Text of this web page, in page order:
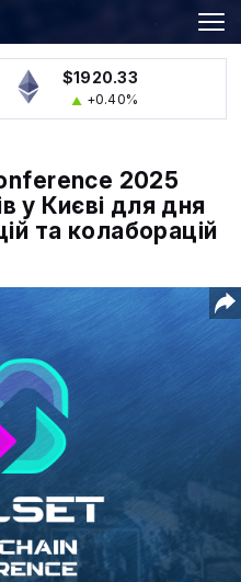
$1920.33
+0.40%
2025
у Києві для дня
та колаборацій